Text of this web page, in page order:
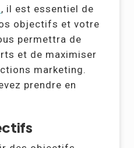
, il est essentiel de
objectifs et votre
permettra de
et de maximiser
marketing.
prendre en